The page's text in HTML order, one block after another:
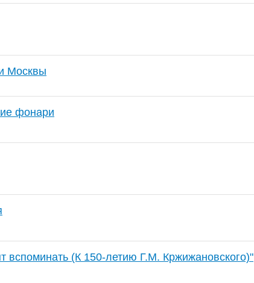
Москвы
фонари
вспоминать (К 150-летию Г.М. Кржижановского)"